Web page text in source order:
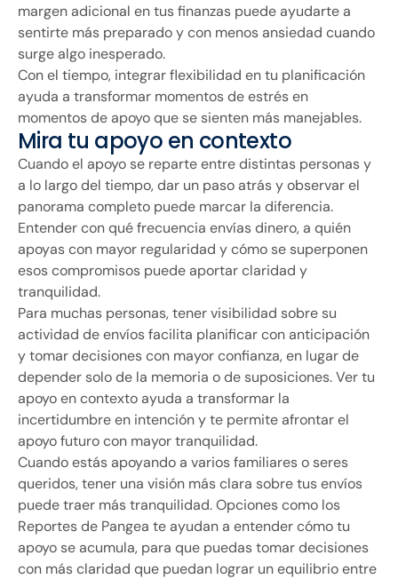
margen adicional en tus finanzas puede ayudarte a
sentirte más preparado y con menos ansiedad cuando
surge algo inesperado.
Con el tiempo, integrar flexibilidad en tu planificación
ayuda a transformar momentos de estrés en
momentos de apoyo que se sienten más manejables.
Mira tu apoyo en contexto
Cuando el apoyo se reparte entre distintas personas y
a lo largo del tiempo, dar un paso atrás y observar el
panorama completo puede marcar la diferencia.
Entender con qué frecuencia envías dinero, a quién
apoyas con mayor regularidad y cómo se superponen
esos compromisos puede aportar claridad y
tranquilidad.
Para muchas personas, tener visibilidad sobre su
actividad de envíos facilita planificar con anticipación
y tomar decisiones con mayor confianza, en lugar de
depender solo de la memoria o de suposiciones. Ver tu
apoyo en contexto ayuda a transformar la
incertidumbre en intención y te permite afrontar el
apoyo futuro con mayor tranquilidad.
Cuando estás apoyando a varios familiares o seres
queridos, tener una visión más clara sobre tus envíos
puede traer más tranquilidad. Opciones como los
Reportes de Pangea te ayudan a entender cómo tu
apoyo se acumula, para que puedas tomar decisiones
con más claridad que puedan lograr un equilibrio entre